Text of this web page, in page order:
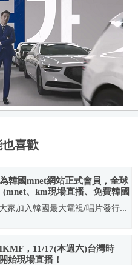
喜歡
韓國mnet網站正式會員，全球
、km現場直播、免費韓國
看)
家加入韓國最大電視/唱片發行...
，11/17(本週六)台灣時
始現場直播！